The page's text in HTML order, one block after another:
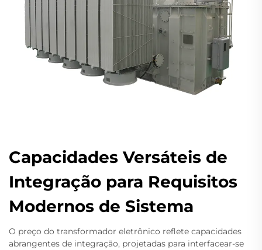
Capacidades Versáteis de
Integração para Requisitos
Modernos de Sistema
O preço do transformador eletrônico reflete capacidades
abrangentes de integração, projetadas para interfacear-se